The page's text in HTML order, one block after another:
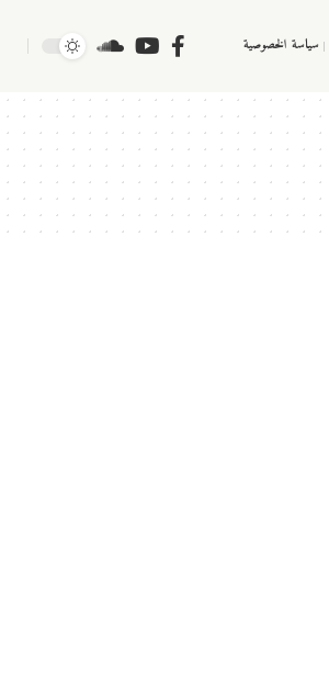
سياسة الخصوصية